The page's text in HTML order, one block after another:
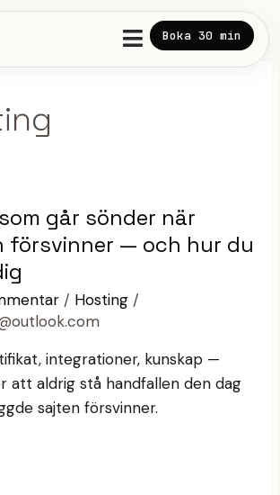
Boka 30 min
går sönder när
försvinner — och hur du
/ Hosting /
integrationer, kunskap —
att aldrig stå handfallen den dag
sajten försvinner.